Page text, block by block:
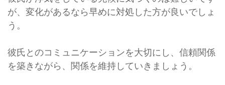
が、変化があるなら早めに対処した方が良いでしょ
う。
彼氏とのコミュニケーションを大切にし、信頼関係
を築きながら、関係を維持していきましょう。